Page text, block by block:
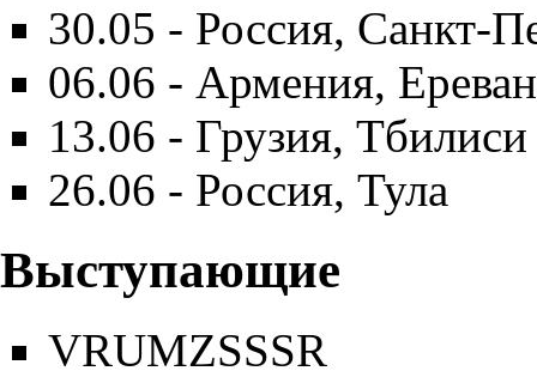
30.05 - Россия, Санкт-
06.06 - Армения, Ереван
13.06 - Грузия, Тбилиси
26.06 - Россия, Тула
Выступающие
VRUMZSSSR